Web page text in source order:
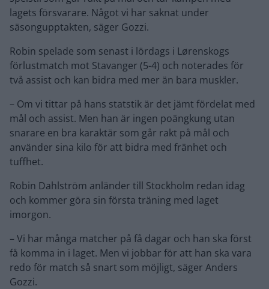
lagets försvarare. Något vi har saknat under
säsongupptakten, säger Gozzi.
Robin spelade som senast i lördags i Lørenskogs
förlustmatch mot Stavanger (5-4) och noterades för
två assist och kan bidra med mer än bara muskler.
– Om vi tittar på hans statstik är det jämt fördelat med
mål och assist. Men han är ingen poängkung utan
snarare en bra karaktär som går rakt på mål och
använder sina kilo för att bidra med fränhet och
tuffhet.
Robin Dahlström anländer till Stockholm redan idag
och kommer göra sin första träning med laget
imorgon.
– Vi har många matcher på få dagar och han ska först
få komma in i laget. Men vi jobbar för att han ska vara
redo för match så snart som möjligt, säger Anders
Gozzi.